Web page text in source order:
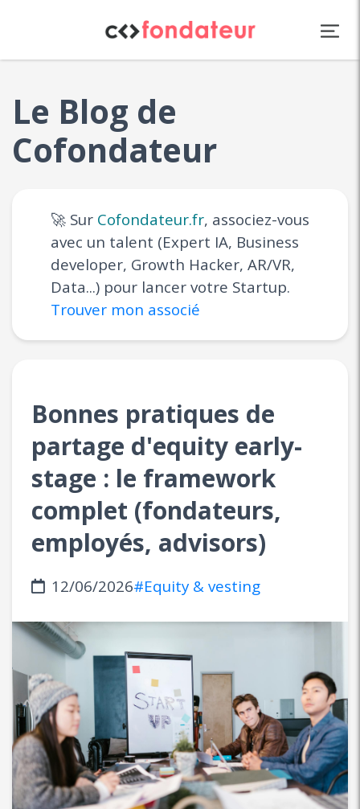
Le Blog de
Cofondateur
🚀 Sur Cofondateur.fr, associez-vous
avec un talent (Expert IA, Business
developer, Growth Hacker, AR/VR,
Data...) pour lancer votre Startup.
Trouver mon associé
Bonnes pratiques de
partage d'equity early-
stage : le framework
complet (fondateurs,
employés, advisors)
12/06/2026#Equity & vesting